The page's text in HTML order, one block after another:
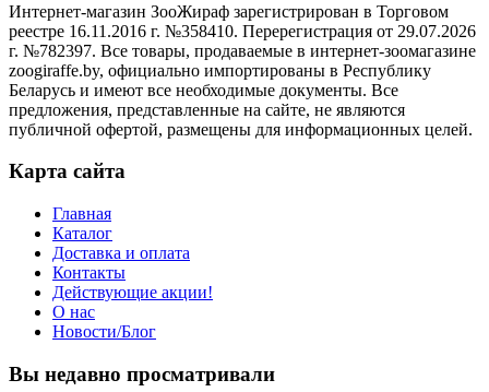
Интернет-магазин ЗооЖираф зарегистрирован в Торговом
реестре 16.11.2016 г. №358410. Перерегистрация от 29.07.2026
г. №782397. Все товары, продаваемые в интернет-зоомагазине
zoogiraffe.by, официально импортированы в Республику
Беларусь и имеют все необходимые документы. Все
предложения, представленные на сайте, не являются
публичной офертой, размещены для информационных целей.
Карта сайта
Главная
Каталог
Доставка и оплата
Контакты
Действующие акции!
О нас
Новости/Блог
Вы недавно просматривали